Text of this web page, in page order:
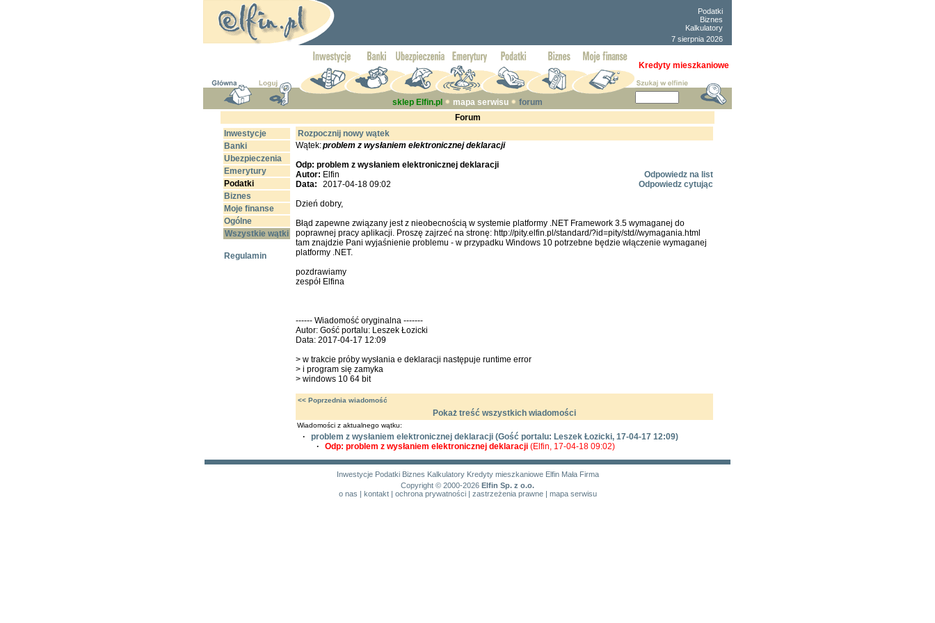
Podatki
Biznes
Kalkulatory
7 sierpnia 2026
Kredyty mieszkaniowe
sklep Elfin.pl mapa serwisu
forum
Forum
Inwestycje
Banki
Ubezpieczenia
Emerytury
Podatki
Biznes
Moje finanse
Ogólne
Wszystkie wątki
Regulamin
Rozpocznij nowy wątek
Wątek:problem z wysłaniem elektronicznej deklaracji
Odp: problem z wysłaniem elektronicznej deklaracji
Autor: Elfin
Odpowiedz na list
Data:
2017-04-18 09:02
Odpowiedz cytując
Dzień dobry,
Błąd zapewne związany jest z nieobecnością w systemie platformy .NET Framework 3.5 wymaganej do
poprawnej pracy aplikacji. Proszę zajrzeć na stronę: http://pity.elfin.pl/standard/?id=pity/std//wymagania.html
tam znajdzie Pani wyjaśnienie problemu - w przypadku Windows 10 potrzebne będzie włączenie wymaganej
platformy .NET.
pozdrawiamy
zespół Elfina
------ Wiadomość oryginalna -------
Autor: Gość portalu: Leszek Łozicki
Data: 2017-04-17 12:09
> w trakcie próby wysłania e deklaracji następuje runtime error
> i program się zamyka
> windows 10 64 bit
<< Poprzednia wiadomość
Pokaż treść wszystkich wiadomości
Wiadomości z aktualnego wątku:
· problem z wysłaniem elektronicznej deklaracji (Gość portalu: Leszek Łozicki, 17-04-17 12:09)
·
Odp: problem z wysłaniem elektronicznej deklaracji (Elfin, 17-04-18 09:02)
Inwestycje Podatki Biznes Kalkulatory Kredyty mieszkaniowe Elfin Mała Firma
Copyright © 2000-2026 Elfin Sp. z o.o.
o nas | kontakt| ochrona prywatności| zastrzeżenia prawne| mapa serwisu